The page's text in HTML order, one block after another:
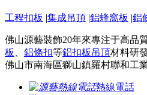
工程扣板 |集成吊頂 |鋁蜂窩板 |鋁
佛山源藝裝飾20年來專注于高品
板
鋁條扣等鋁扣板吊頂材料研
佛山市南海區獅山鎮羅村聯和工
熱線電話